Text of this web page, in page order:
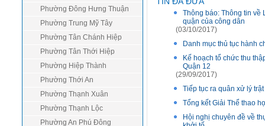
Phường Đông Hưng Thuận
Phường Trung Mỹ Tây
Phường Tân Chánh Hiệp
Phường Tân Thới Hiệp
Phường Hiệp Thành
Phường Thới An
Phường Thạnh Xuân
Phường Thạnh Lộc
Phường An Phú Đông
Thông báo: Thông tin
quận của công dân
(03/10/2017)
Danh mục thủ tục hành
Kế hoạch tổ chức thu
Quận 12
(29/09/2017)
Tiếp tục ra quân xử lý
Tổng kết Giải Thể thao
Hội nghị chuyên đề về